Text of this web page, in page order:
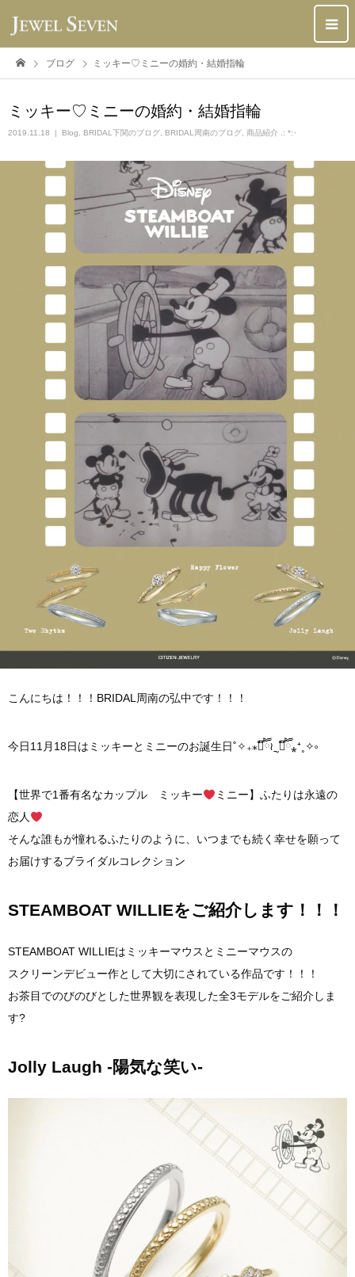
ブログ ミッキー♡ミニーの婚約・結婚指輪
ミッキー♡ミニーの婚約・結婚指輪
2019.11.18 Blog BRIDAL下関のブログ BRIDAL周南のブログ 商品紹介 .: *:･
こんにちは！！！BRIDAL周南の弘中です！！！
今日11月18日はミッキーとミニーのお誕生日˚✧₊⁎❝᷀ົཽ≀ˍ̮ ❝᷀ົཽ⁎⁺˳✧༚
【世界で1番有名なカップル ミッキー
ミニー】ふたりは永遠の
恋人
そんな誰もが憧れるふたりのように、いつまでも続く幸せを願って
お届けするブライダルコレクション
STEAMBOAT WILLIEをご紹介します！！！
STEAMBOAT WILLIEはミッキーマウスとミニーマウスの
スクリーンデビュー作として大切にされている作品です！！！
お茶目でのびのびとした世界観を表現した全3モデルをご紹介しま
す?
Jolly Laugh -陽気な笑い-